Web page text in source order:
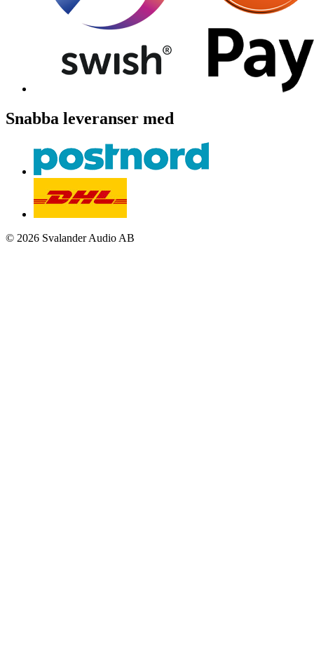
Snabba leveranser med
© 2026 Svalander Audio AB